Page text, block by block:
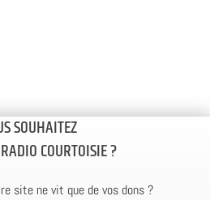
SOUHAITEZ
COURTOISIE ?
site ne vit que de vos dons ?